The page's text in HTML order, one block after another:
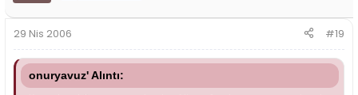
29 Nis 2006 #19
onuryavuz' Alıntı: